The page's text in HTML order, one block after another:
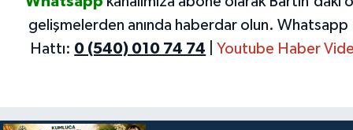
gelişmelerden anında haberdar olun. Whatsapp
Hattı: 0 (540) 010 74 74 Youtube Haber